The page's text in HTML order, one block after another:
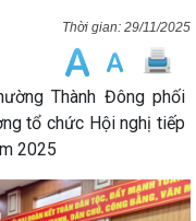
29/11/2025
Thành Đông phối
tổ chức Hội nghị tiếp
2025